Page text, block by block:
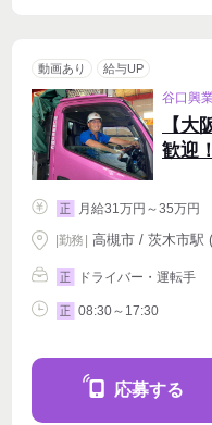
動画あり 給与UP
谷口興
【
歓迎
正 月給31万円～35万円
|勤務 高槻市 / 茨木市駅
正 ドライバー・運転手
正 08:30～17:30
応募する